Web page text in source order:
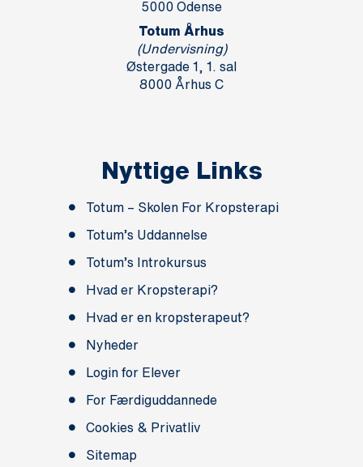
5000 Odense
Totum Århus
(Undervisning)
Østergade 1, 1. sal
8000 Århus C
Nyttige Links
Totum – Skolen For Kropsterapi
Totum’s Uddannelse
Totum’s Introkursus
Hvad er Kropsterapi?
Hvad er en kropsterapeut?
Nyheder
Login for Elever
For Færdiguddannede
Cookies & Privatliv
Sitemap